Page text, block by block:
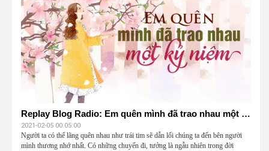
Replay Blog Radio: Em quên mình đã trao nhau một kỷ niệm
2021-02-05 00:05:00
Người ta có thể lãng quên nhau như trái tim sẽ dẫn lối chúng ta đến bên người
mình thương nhớ nhất. Có những chuyến đi, tưởng là ngẫu nhiên trong đời